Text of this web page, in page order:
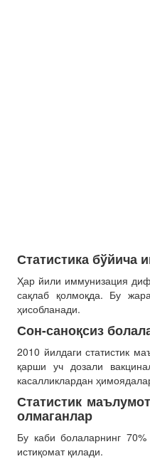
Статистика бўйича
Ҳар йили иммунизация
сақлаб қолмоқда. Бу
ҳисобланади.
Сон-саноқсиз
2010 йилдаги статистик
қарши уч дозали
касалликлардан
Статистик
олмаганлар
Бу каби болаларнинг
истиқомат қилади.